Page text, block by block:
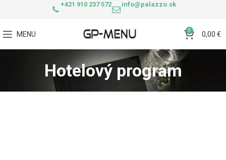
+421 910 237 572 info@palazzo.sk
MENU 0 0,00 €
Hotelový program